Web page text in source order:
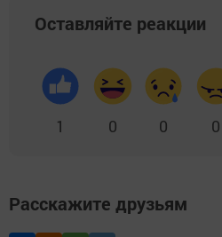
Оставляйте реакции
1 0 0 0
Расскажите друзьям